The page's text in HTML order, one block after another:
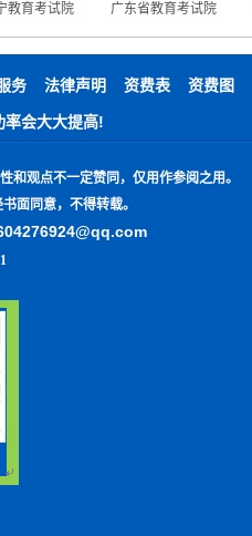
教育考试院 广东省教育考试院
务 法律声明 资费表 资费图
率会大大提高!
和观点不一定赞同，仅用作参阅之用。
同意，不得转载。